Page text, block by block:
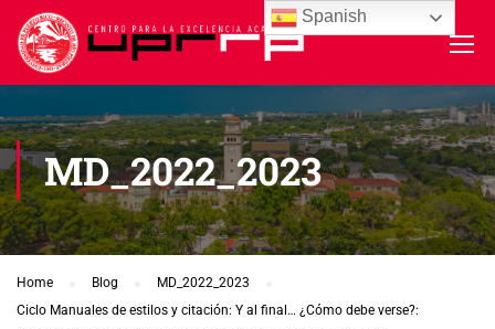
MD_2022_2023
Home Blog
MD_2022_2023
Ciclo Manuales de estilos y citación: Y al final… ¿Cómo debe verse?:
Spanish